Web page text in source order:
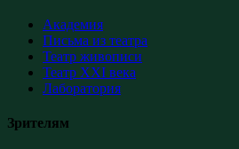
Академия
Письма из театра
Театр живописи
Театр XXI века
Лаборатория
Зрителям